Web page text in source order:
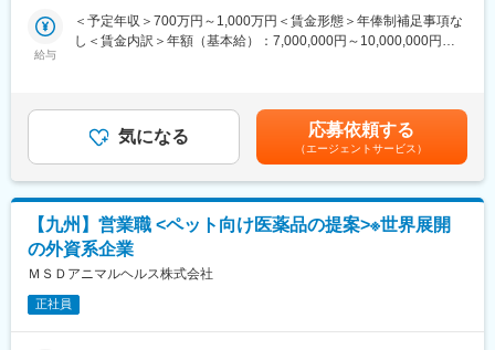
取引先の医療機器メーカーや金融機関と連携し、医療機関向けの
リースサービスを提供しています。扱うリース商品は、医療機器
【当社の強み】
当社は医療機器だけではなく、不動産リースや銀行・金融リー
ス、事業コンサルティングなど、クリニックの開業支援や経営に
対して幅広く提案ができるため、当社で完結させることが可能で
す。
【研修体制】
配属店で2ヶ月の研修があり、リースや医療業界の基礎知識、OJT
～50代まで幅広く活躍しており、長期就業も叶う環境です。
医師、薬剤師に課題解決するための医薬品情報を提供、副作用情
報を収集を行っていただきます。
《具体的には...》
■新薬のプロモーション
■長期収載品の市場拡大
■ジェネリック医薬品のプロモーション
※プロジェクトの状況によっては、選考保留（ご紹介できるプロジ
ェクトが出るまで保留）となる場合もございますのであらかじめ
給与
＜予定年収＞700万円～1,000万円＜賃金形態＞年俸制補足事項な
し＜賃金内訳＞年額（基本給）：7,000,000円～10,000,000円＜
年間最大40万円※ただし支給条件有。賃金はあくまでも目安の金
額であり、選考を通じて上下する可能性があります。月給(月額)は
固定手当を含めた表記です。
気になる 応募依頼する
（エージェントサービス）
【九州】営業職 <ペット向け医薬品の提案>※世界展開
の外資系企業
ＭＳＤアニマルヘルス株式会社
正社員